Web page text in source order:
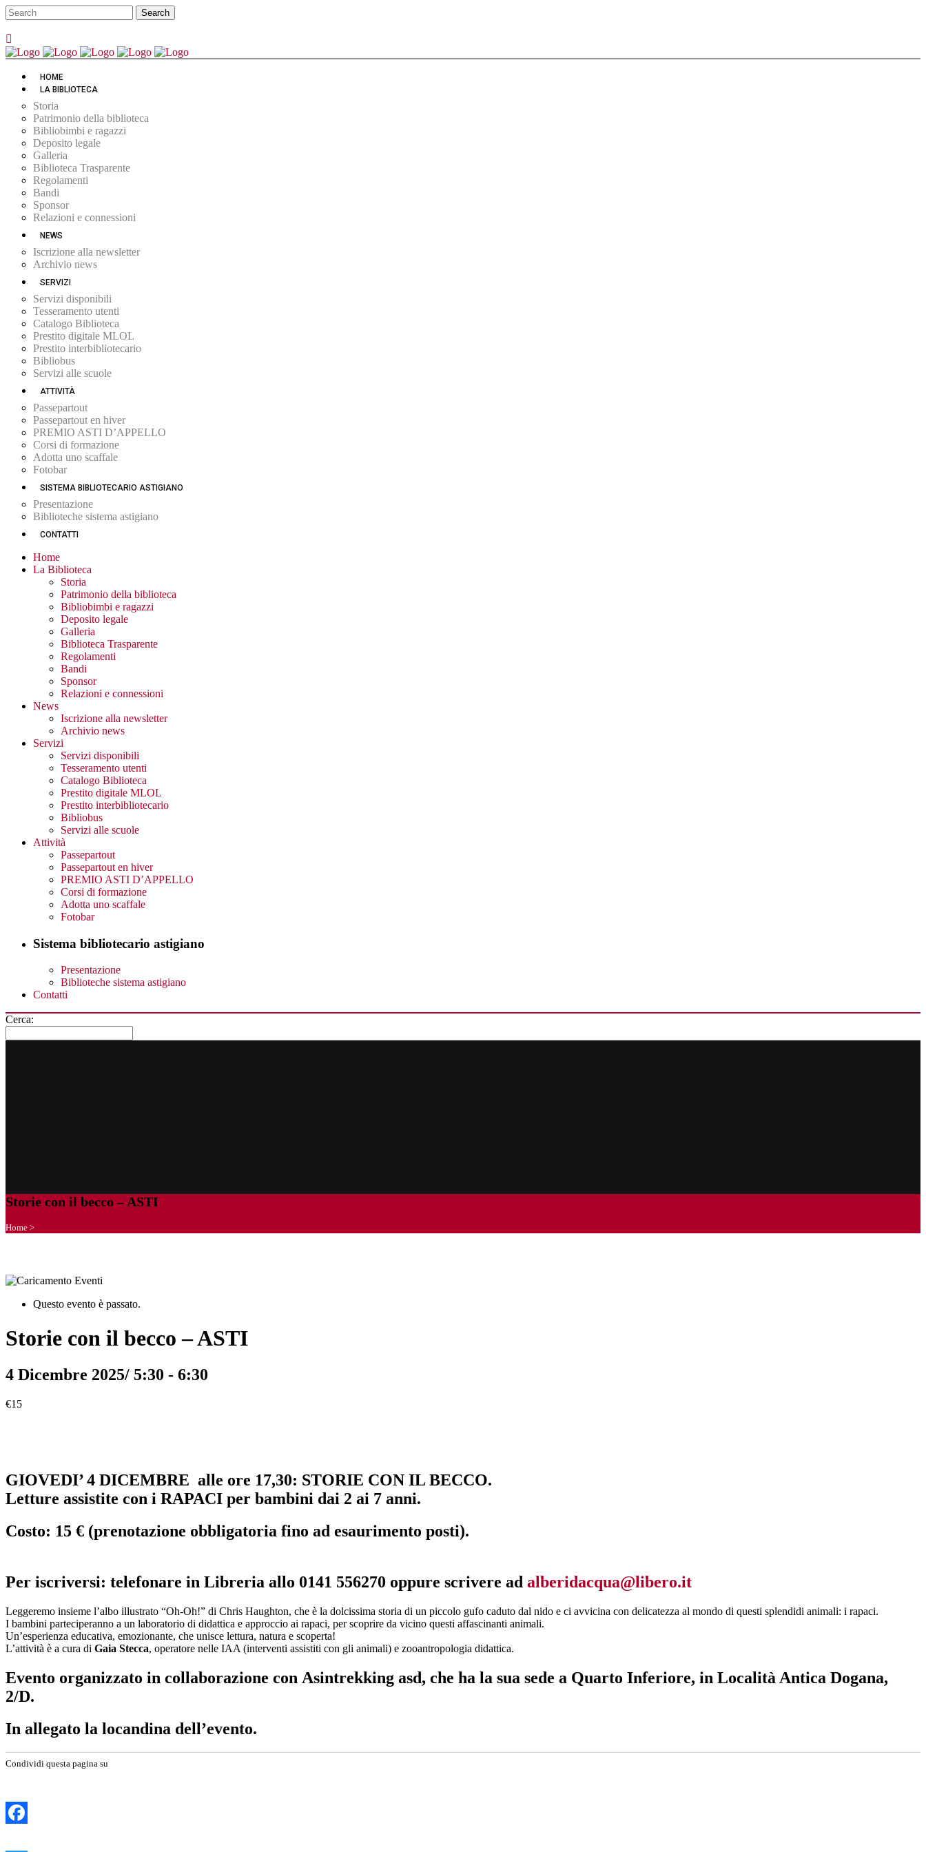
HOME
LA BIBLIOTECA
Storia
Patrimonio della biblioteca
Bibliobimbi e ragazzi
Deposito legale
Galleria
Biblioteca Trasparente
Regolamenti
Bandi
Sponsor
Relazioni e connessioni
NEWS
Iscrizione alla newsletter
Archivio news
SERVIZI
Servizi disponibili
Tesseramento utenti
Catalogo Biblioteca
Prestito digitale MLOL
Prestito interbibliotecario
Bibliobus
Servizi alle scuole
ATTIVITÀ
Passepartout
Passepartout en hiver
PREMIO ASTI D’APPELLO
Corsi di formazione
Adotta uno scaffale
Fotobar
SISTEMA BIBLIOTECARIO ASTIGIANO
Presentazione
Biblioteche sistema astigiano
CONTATTI
Home
La Biblioteca
Storia
Patrimonio della biblioteca
Bibliobimbi e ragazzi
Deposito legale
Galleria
Biblioteca Trasparente
Regolamenti
Bandi
Sponsor
Relazioni e connessioni
News
Iscrizione alla newsletter
Archivio news
Servizi
Servizi disponibili
Tesseramento utenti
Catalogo Biblioteca
Prestito digitale MLOL
Prestito interbibliotecario
Bibliobus
Servizi alle scuole
Attività
Passepartout
Passepartout en hiver
PREMIO ASTI D’APPELLO
Corsi di formazione
Adotta uno scaffale
Fotobar
Sistema bibliotecario astigiano
Presentazione
Biblioteche sistema astigiano
Contatti
Cerca:
Storie con il becco – ASTI
Home >
Questo evento è passato.
Storie con il becco – ASTI
4 Dicembre 2025/ 5:30 - 6:30
€15
GIOVEDI’ 4 DICEMBRE alle ore 17,30: STORIE CON IL BECCO.
Letture assistite con i RAPACI per bambini dai 2 ai 7 anni.
Costo: 15 € (prenotazione obbligatoria fino ad esaurimento posti).
Per iscriversi: telefonare in Libreria allo 0141 556270 oppure scrivere ad alberidacqua@libero.it
Leggeremo insieme l’albo illustrato “Oh-Oh!” di Chris Haughton, che è la dolcissima storia di un piccolo gufo caduto dal nido e ci avvicina con delicatezza al mondo di questi splendidi animali: i rapaci.
I bambini parteciperanno a un laboratorio di didattica e approccio ai rapaci, per scoprire da vicino questi affascinanti animali.
Un’esperienza educativa, emozionante, che unisce lettura, natura e scoperta!
L’attività è a cura di Gaia Stecca, operatore nelle IAA (interventi assistiti con gli animali) e zooantropologia didattica.
Evento organizzato in collaborazione con Asintrekking asd, che ha la sua sede a Quarto Inferiore, in Località Antica Dogana,
2/D.
In allegato la locandina dell’evento.
Condividi questa pagina su